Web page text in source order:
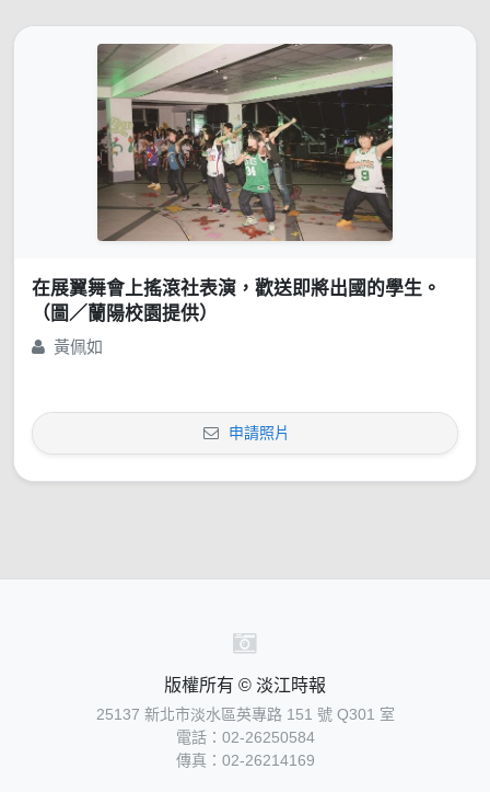
在展翼舞會上搖滾社表演，歡送即將出國的學生。
（圖／蘭陽校園提供）
黃佩如
申請照片
版權所有 © 淡江時報
25137 新北市淡水區英專路 151 號 Q301 室
電話：02-26250584
傳真：02-26214169